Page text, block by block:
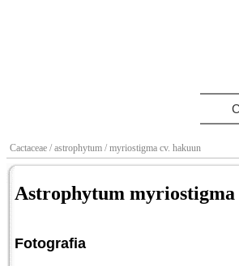
Cactaceae / astrophytum / myriostigma cv. hakuun
Astrophytum myriostigma
Fotografia